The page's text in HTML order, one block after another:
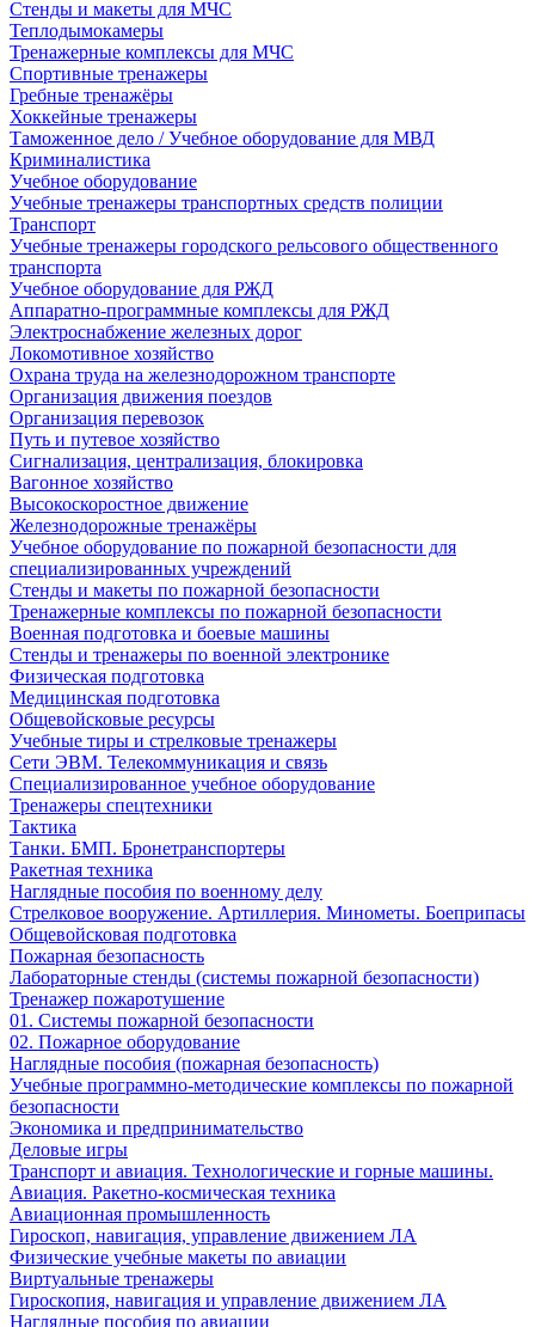
Стенды и макеты для МЧС
Теплодымокамеры
Тренажерные комплексы для МЧС
Спортивные тренажеры
Гребные тренажёры
Хоккейные тренажеры
Таможенное дело / Учебное оборудование для МВД
Криминалистика
Учебное оборудование
Учебные тренажеры транспортных средств полиции
Транспорт
Учебные тренажеры городского рельсового общественного
транспорта
Учебное оборудование для РЖД
Аппаратно-программные комплексы для РЖД
Электроснабжение железных дорог
Локомотивное хозяйство
Охрана труда на железнодорожном транспорте
Организация движения поездов
Организация перевозок
Путь и путевое хозяйство
Сигнализация, централизация, блокировка
Вагонное хозяйство
Высокоскоростное движение
Железнодорожные тренажёры
Учебное оборудование по пожарной безопасности для
специализированных учреждений
Стенды и макеты по пожарной безопасности
Тренажерные комплексы по пожарной безопасности
Военная подготовка и боевые машины
Стенды и тренажеры по военной электронике
Физическая подготовка
Медицинская подготовка
Общевойсковые ресурсы
Учебные тиры и стрелковые тренажеры
Сети ЭВМ. Телекоммуникация и связь
Специализированное учебное оборудование
Тренажеры спецтехники
Тактика
Танки. БМП. Бронетранспортеры
Ракетная техника
Наглядные пособия по военному делу
Стрелковое вооружение. Артиллерия. Минометы. Боеприпасы
Общевойсковая подготовка
Пожарная безопасность
Лабораторные стенды (системы пожарной безопасности)
Тренажер пожаротушение
01. Системы пожарной безопасности
02. Пожарное оборудование
Наглядные пособия (пожарная безопасность)
Учебные программно-методические комплексы по пожарной
безопасности
Экономика и предпринимательство
Деловые игры
Транспорт и авиация. Технологические и горные машины.
Авиация. Ракетно-космическая техника
Авиационная промышленность
Гироскоп, навигация, управление движением ЛА
Физические учебные макеты по авиации
Виртуальные тренажеры
Гироскопия, навигация и управление движением ЛА
Наглядные пособия по авиации